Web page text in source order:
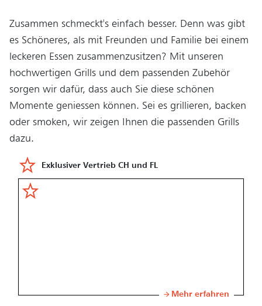
Zusammen schmeckt's einfach besser. Denn was gibt
es Schöneres, als mit Freunden und Familie bei einem
leckeren Essen zusammenzusitzen? Mit unseren
hochwertigen Grills und dem passenden Zubehör
sorgen wir dafür, dass auch Sie diese schönen
Momente geniessen können. Sei es grillieren, backen
oder smoken, wir zeigen Ihnen die passenden Grills
dazu.
Exklusiver Vertrieb CH und FL
Mehr erfahren